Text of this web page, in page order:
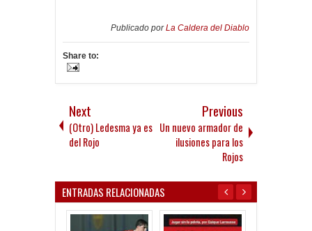
Publicado porLa Caldera del Diablo
Share to:
Next
(Otro) Ledesma ya es
del Rojo
Previous
Un nuevo armador de
ilusiones para los
Rojos
ENTRADAS RELACIONADAS